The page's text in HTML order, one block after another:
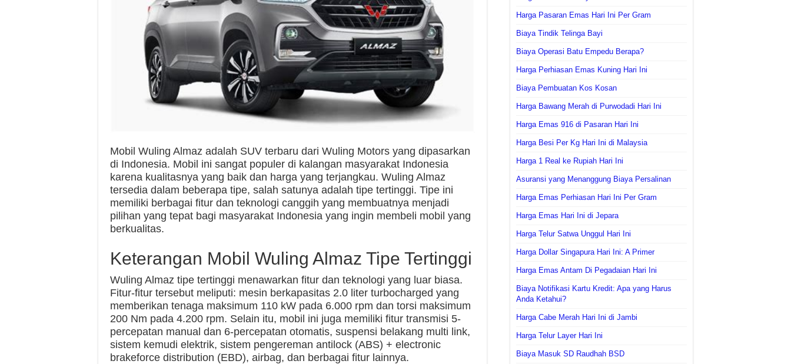
Mobil Wuling Almaz adalah SUV terbaru dari Wuling Motors yang dipasarkan
di Indonesia. Mobil ini sangat populer di kalangan masyarakat Indonesia
karena kualitasnya yang baik dan harga yang terjangkau. Wuling Almaz
tersedia dalam beberapa tipe, salah satunya adalah tipe tertinggi. Tipe ini
memiliki berbagai fitur dan teknologi canggih yang membuatnya menjadi
pilihan yang tepat bagi masyarakat Indonesia yang ingin membeli mobil yang
berkualitas.
Keterangan Mobil Wuling Almaz Tipe Tertinggi
Wuling Almaz tipe tertinggi menawarkan fitur dan teknologi yang luar biasa.
Fitur-fitur tersebut meliputi: mesin berkapasitas 2.0 liter turbocharged yang
memberikan tenaga maksimum 110 kW pada 6.000 rpm dan torsi maksimum
200 Nm pada 4.200 rpm. Selain itu, mobil ini juga memiliki fitur transmisi 5-
percepatan manual dan 6-percepatan otomatis, suspensi belakang multi link,
sistem kemudi elektrik, sistem pengereman antilock (ABS) + electronic
brakeforce distribution (EBD), airbag, dan berbagai fitur lainnya.
Harga Pasaran Emas Hari Ini Per Gram
Biaya Tindik Telinga Bayi
Biaya Operasi Batu Empedu Berapa?
Harga Perhiasan Emas Kuning Hari Ini
Biaya Pembuatan Kos Kosan
Harga Bawang Merah di Purwodadi Hari Ini
Harga Emas 916 di Pasaran Hari Ini
Harga Besi Per Kg Hari Ini di Malaysia
Harga 1 Real ke Rupiah Hari Ini
Asuransi yang Menanggung Biaya Persalinan
Harga Emas Perhiasan Hari Ini Per Gram
Harga Emas Hari Ini di Jepara
Harga Telur Satwa Unggul Hari Ini
Harga Dollar Singapura Hari Ini: A Primer
Harga Emas Antam Di Pegadaian Hari Ini
Biaya Notifikasi Kartu Kredit: Apa yang Harus
Anda Ketahui?
Harga Cabe Merah Hari Ini di Jambi
Harga Telur Layer Hari Ini
Biaya Masuk SD Raudhah BSD